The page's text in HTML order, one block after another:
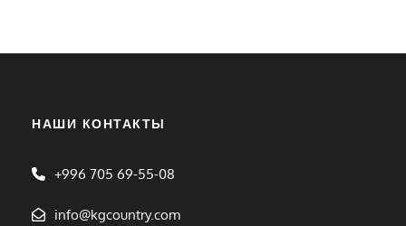
НАШИ КОНТАКТЫ
+996 705 69-55-08
info@kgcountry.com